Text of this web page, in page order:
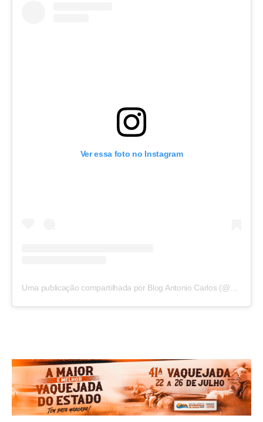
Ver essa foto no Instagram
Uma publicação compartilhada por Blog Antonio Carlos (@blogantoniocarlos)